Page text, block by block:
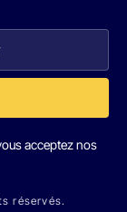
acceptez nos
réservés.